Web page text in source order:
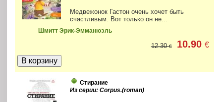
Медвежонок Гастон очень хочет быть
счастливым. Вот только он не...
Шмитт Эрик-Эмманюэль
12.30€ 10.90€
Стирание
Из серии: Corpus.(roman)